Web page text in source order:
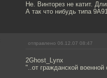
Не. Винторез не катит.
А так что нибудь типа
отправлено 06.12.07 08:47
2Ghost_Lynx
"..от гражданской военной